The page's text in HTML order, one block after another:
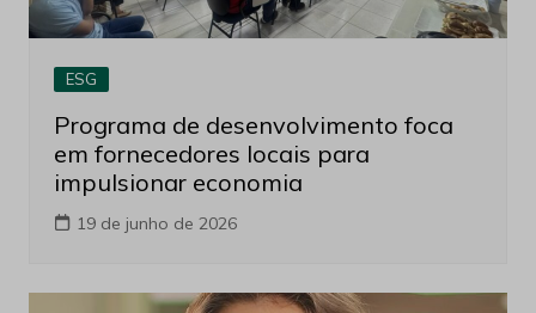
ESG
Programa de desenvolvimento foca
em fornecedores locais para
impulsionar economia
19 de junho de 2026